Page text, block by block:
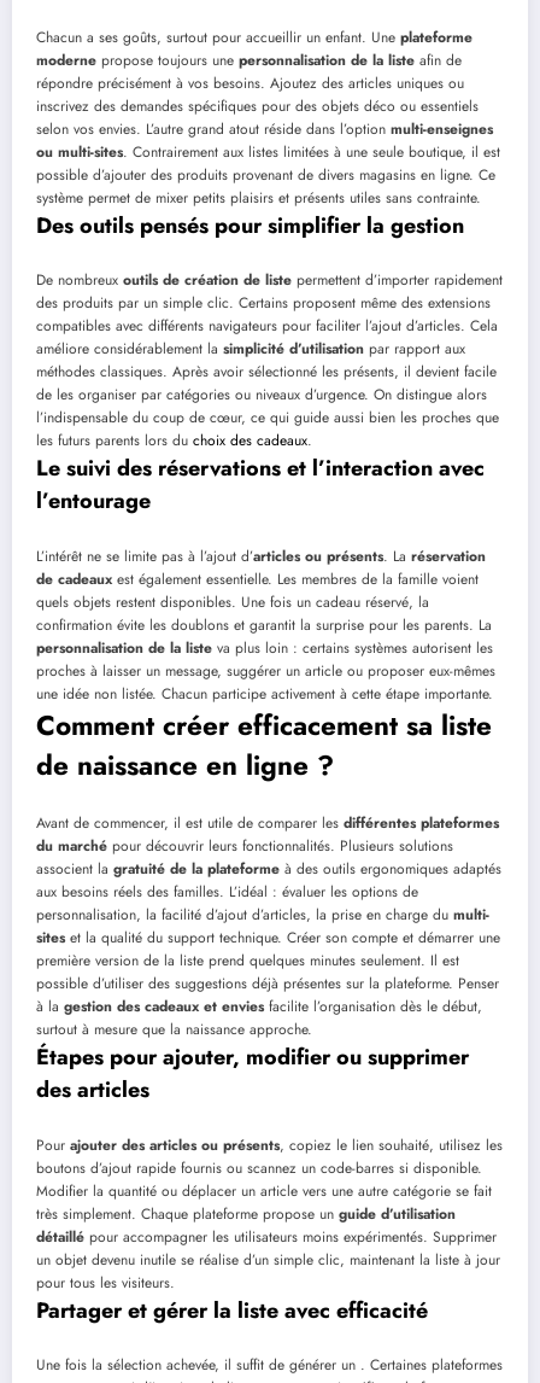
Chacun a ses goûts, surtout pour accueillir un enfant. Une plateforme
moderne propose toujours une personnalisation de la liste afin de
répondre précisément à vos besoins. Ajoutez des articles uniques ou
inscrivez des demandes spécifiques pour des objets déco ou essentiels
selon vos envies. L’autre grand atout réside dans l’option multi-enseignes
ou multi-sites. Contrairement aux listes limitées à une seule boutique, il est
possible d’ajouter des produits provenant de divers magasins en ligne. Ce
système permet de mixer petits plaisirs et présents utiles sans contrainte.
Des outils pensés pour simplifier la gestion
De nombreux outils de création de liste permettent d’importer rapidement
des produits par un simple clic. Certains proposent même des extensions
compatibles avec différents navigateurs pour faciliter l’ajout d’articles. Cela
améliore considérablement la simplicité d’utilisation par rapport aux
méthodes classiques. Après avoir sélectionné les présents, il devient facile
de les organiser par catégories ou niveaux d’urgence. On distingue alors
l’indispensable du coup de cœur, ce qui guide aussi bien les proches que
les futurs parents lors du choix des cadeaux.
Le suivi des réservations et l’interaction avec
l’entourage
L’intérêt ne se limite pas à l’ajout d’articles ou présents. La réservation
de cadeaux est également essentielle. Les membres de la famille voient
quels objets restent disponibles. Une fois un cadeau réservé, la
confirmation évite les doublons et garantit la surprise pour les parents. La
personnalisation de la liste va plus loin : certains systèmes autorisent les
proches à laisser un message, suggérer un article ou proposer eux-mêmes
une idée non listée. Chacun participe activement à cette étape importante.
Comment créer efficacement sa liste
de naissance en ligne ?
Avant de commencer, il est utile de comparer les différentes plateformes
du marché pour découvrir leurs fonctionnalités. Plusieurs solutions
associent la gratuité de la plateforme à des outils ergonomiques adaptés
aux besoins réels des familles. L’idéal : évaluer les options de
personnalisation, la facilité d’ajout d’articles, la prise en charge du multi-
siteset la qualité du support technique. Créer son compte et démarrer une
première version de la liste prend quelques minutes seulement. Il est
possible d’utiliser des suggestions déjà présentes sur la plateforme. Penser
à la gestion des cadeaux et enviesfacilite l’organisation dès le début,
surtout à mesure que la naissance approche.
Étapes pour ajouter, modifier ou supprimer
des articles
Pour ajouter des articles ou présents, copiez le lien souhaité, utilisez les
boutons d’ajout rapide fournis ou scannez un code-barres si disponible.
Modifier la quantité ou déplacer un article vers une autre catégorie se fait
très simplement. Chaque plateforme propose un guide d’utilisation
détaillé pour accompagner les utilisateurs moins expérimentés. Supprimer
un objet devenu inutile se réalise d’un simple clic, maintenant la liste à jour
pour tous les visiteurs.
Partager et gérer la liste avec efficacité
Une fois la sélection achevée, il suffit de générer un . Certaines plateformes